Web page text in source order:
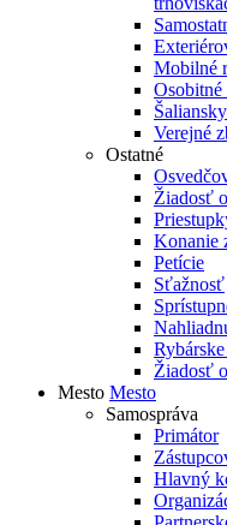
Mobilné
Osobitné
Verejné
Ostatné
Žiadosť
Konanie
Petície
Sťažnosť
Žiadosť
Mesto Mesto
Samospráva
Primátor
Hlavný